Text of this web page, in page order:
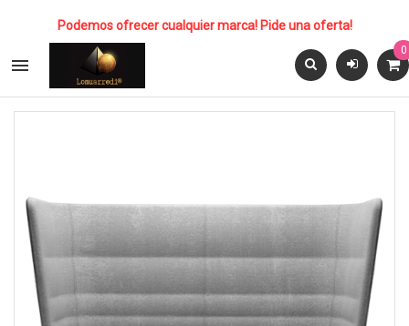
Podemos ofrecer cualquier marca! Pide una oferta!

0